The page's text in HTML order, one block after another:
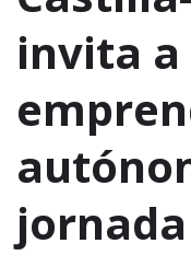
invita